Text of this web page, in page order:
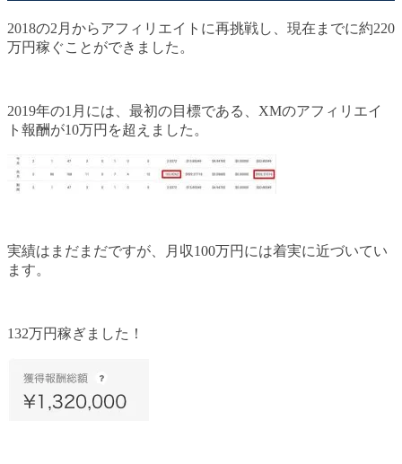
2018の2月からアフィリエイトに再挑戦し、現在までに約220
万円稼ぐことができました。
2019年の1月には、最初の目標である、XMのアフィリエイ
ト報酬が10万円を超えました。
実績はまだまだですが、月収100万円には着実に近づいてい
ます。
132万円稼ぎました！